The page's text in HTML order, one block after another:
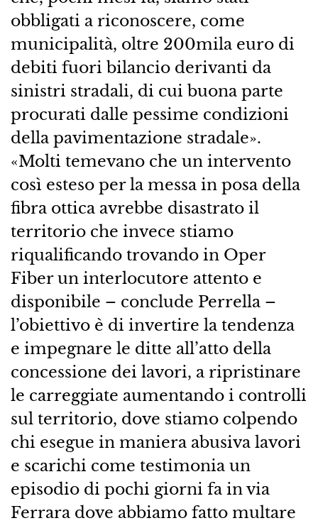
obbligati a riconoscere, come
municipalità, oltre 200mila euro di
debiti fuori bilancio derivanti da
sinistri stradali, di cui buona parte
procurati dalle pessime condizioni
della pavimentazione stradale».
«Molti temevano che un intervento
così esteso per la messa in posa della
fibra ottica avrebbe disastrato il
territorio che invece stiamo
riqualificando trovando in Oper
Fiber un interlocutore attento e
disponibile – conclude Perrella –
l’obiettivo è di invertire la tendenza
e impegnare le ditte all’atto della
concessione dei lavori, a ripristinare
le carreggiate aumentando i controlli
sul territorio, dove stiamo colpendo
chi esegue in maniera abusiva lavori
e scarichi come testimonia un
episodio di pochi giorni fa in via
Ferrara dove abbiamo fatto multare